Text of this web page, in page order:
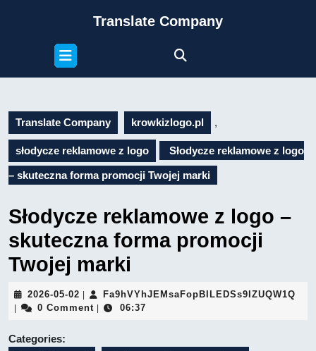
Translate Company
Open
Button
Translate Company krowkizlogo.pl ,
słodycze reklamowe z logo Słodycze reklamowe z logo
– skuteczna forma promocji Twojej marki
Słodycze reklamowe z logo –
skuteczna forma promocji
Twojej marki
2026-05-02 2026-
05-
Fa9hVYhJEMsaFopBILEDSs9IZUQW1Q
0 Comment 06:37
Categories: